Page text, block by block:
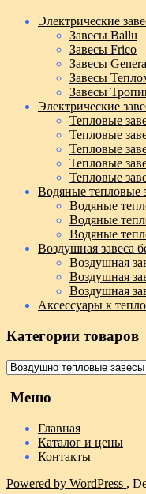
Электрические
Завесы Ballu
Завесы Frico
Завесы
Завесы
Завесы
Электрические
Тепловые
Тепловые
Тепловые
Тепловые
Тепловые
Водяные тепловые
Водяные
Водяные
Водяные
Воздушная завеса
Воздушная
Воздушная
Воздушная
Аксессуары к
Категории товаров
Меню
Главная
Каталог и цены
Контакты
Powered by WordPress ,